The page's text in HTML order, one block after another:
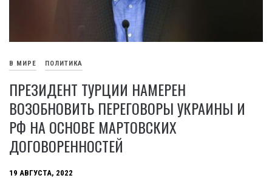
В МИРЕ ПОЛИТИКА
ПРЕЗИДЕНТ ТУРЦИИ НАМЕРЕН
ВОЗОБНОВИТЬ ПЕРЕГОВОРЫ УКРАИНЫ И
РФ НА ОСНОВЕ МАРТОВСКИХ
ДОГОВОРЕННОСТЕЙ
19 АВГУСТА, 2022